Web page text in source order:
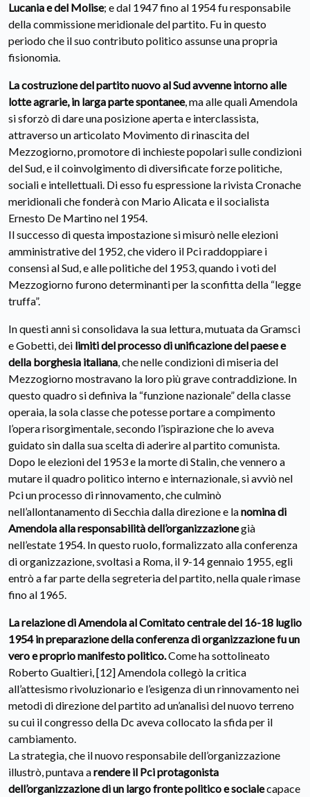
Lucania e del Molise; e dal 1947 fino al 1954 fu responsabile
della commissione meridionale del partito. Fu in questo
periodo che il suo contributo politico assunse una propria
fisionomia.
La costruzione del partito nuovo al Sud avvenne intorno alle
lotte agrarie, in larga parte spontanee, ma alle quali Amendola
si sforzò di dare una posizione aperta e interclassista,
attraverso un articolato Movimento di rinascita del
Mezzogiorno, promotore di inchieste popolari sulle condizioni
del Sud, e il coinvolgimento di diversificate forze politiche,
sociali e intellettuali. Di esso fu espressione la rivista Cronache
meridionali che fonderà con Mario Alicata e il socialista
Ernesto De Martino nel 1954.
Il successo di questa impostazione si misurò nelle elezioni
amministrative del 1952, che videro il Pci raddoppiare i
consensi al Sud, e alle politiche del 1953, quando i voti del
Mezzogiorno furono determinanti per la sconfitta della “legge
truffa”.
In questi anni si consolidava la sua lettura, mutuata da Gramsci
e Gobetti, dei limiti del processo di unificazione del paese e
della borghesia italiana, che nelle condizioni di miseria del
Mezzogiorno mostravano la loro più grave contraddizione. In
questo quadro si definiva la “funzione nazionale” della classe
operaia, la sola classe che potesse portare a compimento
l’opera risorgimentale, secondo l’ispirazione che lo aveva
guidato sin dalla sua scelta di aderire al partito comunista.
Dopo le elezioni del 1953 e la morte di Stalin, che vennero a
mutare il quadro politico interno e internazionale, si avviò nel
Pci un processo di rinnovamento, che culminò
nell’allontanamento di Secchia dalla direzione e lanomina di
Amendola alla responsabilità dell’organizzazionegià
nell’estate 1954. In questo ruolo, formalizzato alla conferenza
di organizzazione, svoltasi a Roma, il 9-14 gennaio 1955, egli
entrò a far parte della segreteria del partito, nella quale rimase
fino al 1965.
La relazione di Amendola al Comitato centrale del 16-18 luglio
1954 in preparazione della conferenza di organizzazione fu un
vero e proprio manifesto politico.Come ha sottolineato
Roberto Gualtieri, [12] Amendola collegò la critica
all’attesismo rivoluzionario e l’esigenza di un rinnovamento nei
metodi di direzione del partito ad un’analisi del nuovo terreno
su cui il congresso della Dc aveva collocato la sfida per il
cambiamento.
La strategia, che il nuovo responsabile dell’organizzazione
illustrò, puntava arendere il Pci protagonista
dell’organizzazione di un largo fronte politico e socialecapace